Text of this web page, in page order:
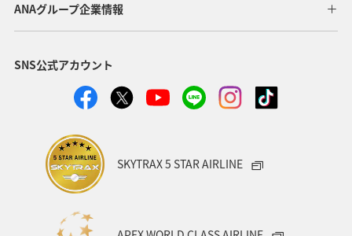
ANAグループ企業情報
SNS公式アカウント
SKYTRAX 5 STAR AIRLINE